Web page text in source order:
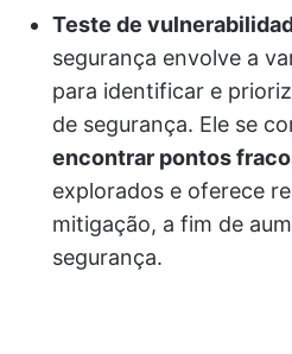
Teste de
segurança envolve a
para identificar e
de segurança. Ele se
encontrar pontos
explorados e oferece
mitigação, a fim de
segurança.